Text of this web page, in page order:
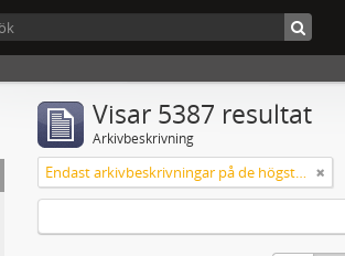
Visar 5387 resultat
Arkivbeskrivning
Endast arkivbeskrivningar på de högsta nivåerna